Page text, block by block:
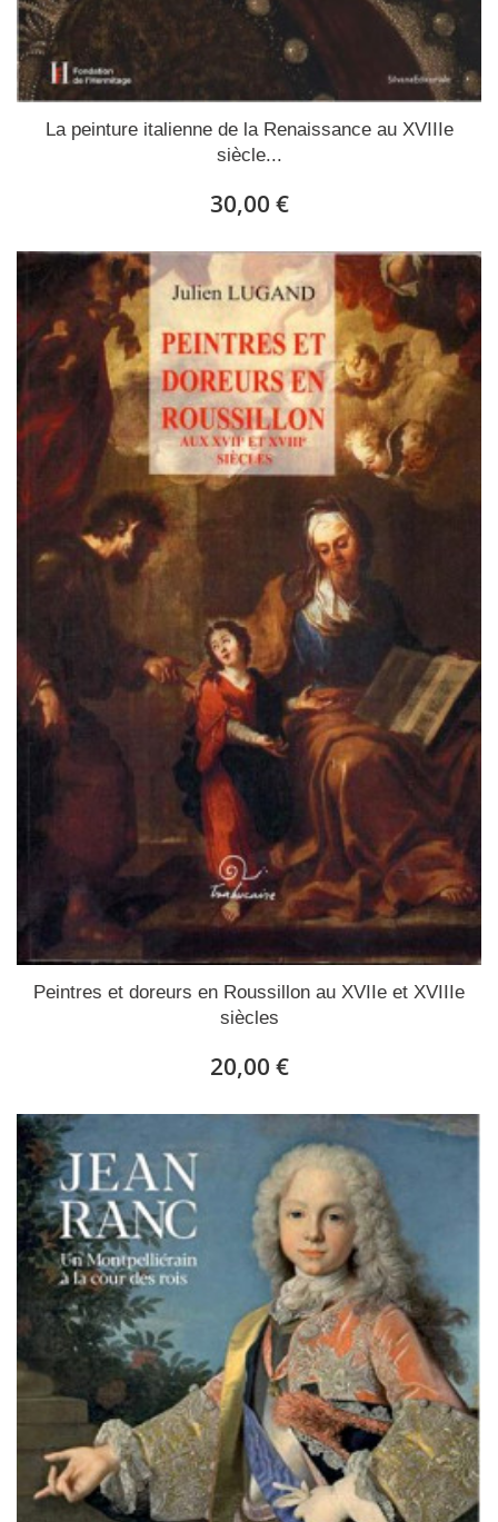
La peinture italienne de la Renaissance au XVIIIe
siècle...
30,00 €
Peintres et doreurs en Roussillon au XVIIe et XVIIIe
siècles
20,00 €